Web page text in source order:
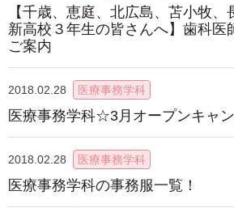
【千歳、恵庭、北広島、苫小牧
新高校３年生の皆さんへ】歯科医
ご案内
2018.02.28 医療事務学科
医療事務学科☆3月オープンキャ
2018.02.28 医療事務学科
医療事務学科の事務服一覧！